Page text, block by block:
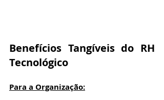
Benefícios Tangíveis do RH
Tecnológico
Para a Organização: